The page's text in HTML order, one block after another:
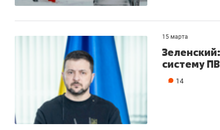
15 марта
систему
14